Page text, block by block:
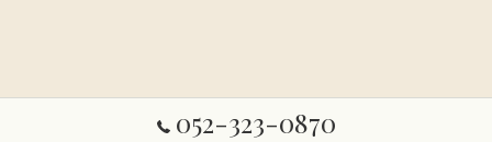
052-323-0870